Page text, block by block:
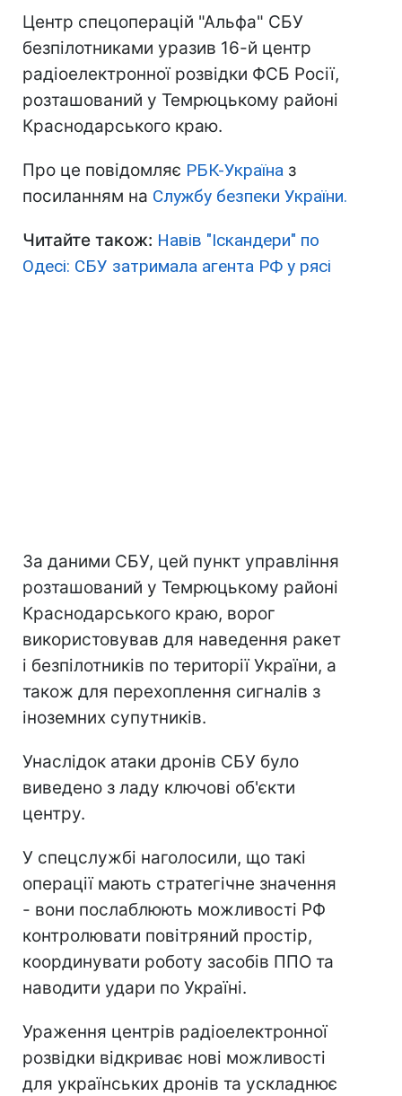
Центр спецоперацій "Альфа" СБУ
безпілотниками уразив 16-й центр
радіоелектронної розвідки ФСБ Росії,
розташований у Темрюцькому районі
Краснодарського краю.
Про це повідомляє РБК-Україна з
посиланням на Службу безпеки України.
Читайте також: Навів "Іскандери" по
Одесі: СБУ затримала агента РФ у рясі
За даними СБУ, цей пункт управління
розташований у Темрюцькому районі
Краснодарського краю, ворог
використовував для наведення ракет
і безпілотників по території України, а
також для перехоплення сигналів з
іноземних супутників.
Унаслідок атаки дронів СБУ було
виведено з ладу ключові об'єкти
центру.
У спецслужбі наголосили, що такі
операції мають стратегічне значення
- вони послаблюють можливості РФ
контролювати повітряний простір,
координувати роботу засобів ППО та
наводити удари по Україні.
Ураження центрів радіоелектронної
розвідки відкриває нові можливості
для українських дронів та ускладнює